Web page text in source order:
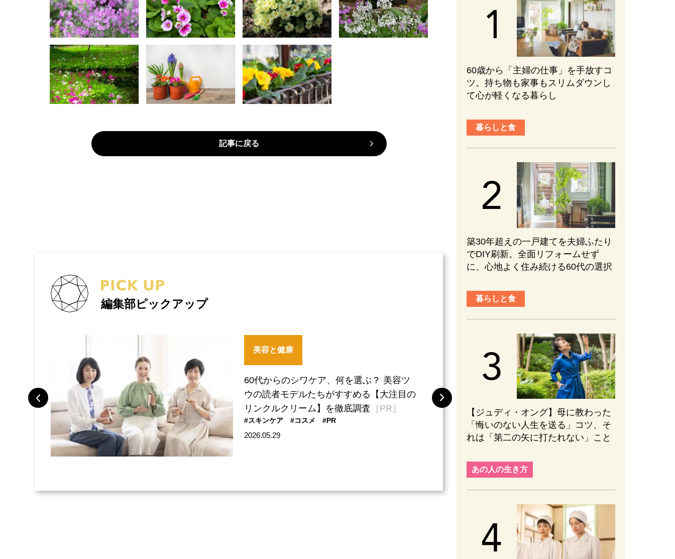
記事に戻る
編集部ピックアップ
検証した
美容と健康
60代からのシワケア、何を選ぶ？ 美容ツ
ウの読者モデルたちがすすめる【大注目の
リンクルクリーム】を徹底調査 ［PR］
#スキンケア #コスメ #PR
2026.05.29
『元敬（ウォ
後半の見どこ
60歳から「主婦の仕事」を手放すコ
ツ。持ち物も家事もスリムダウンし
て心が軽くなる暮らし
暮らしと食
築30年超えの一戸建てを夫婦ふたり
でDIY刷新。全面リフォームせず
に、心地よく住み続ける60代の選択
暮らしと食
【ジュディ・オング】母に教わった
「悔いのない人生を送る」コツ、そ
れは「第二の矢に打たれない」こと
あの人の生き方